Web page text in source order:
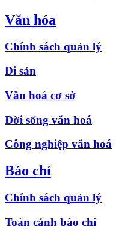
Văn hóa
Chính sách quản lý
Di sản
Văn hoá cơ sở
Đời sống văn hoá
Công nghiệp văn hoá
Báo chí
Chính sách quản lý
Toàn cảnh báo chí